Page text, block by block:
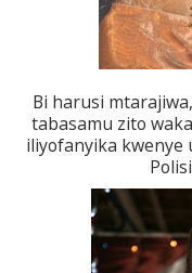
Bi harusi
tabasamu zito
iliyofanyika kwenye